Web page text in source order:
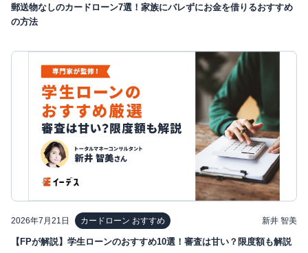
郵送物なしのカードローン7選！家族にバレずにお金を借りるおすすめ
の方法
2026年7月21日 カードローン おすすめ 新井 智美
【FPが解説】学生ローンのおすすめ10選！審査は甘い？限度額も解説